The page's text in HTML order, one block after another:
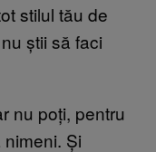
stilul tău de
știi să faci
nu poți, pentru
Și